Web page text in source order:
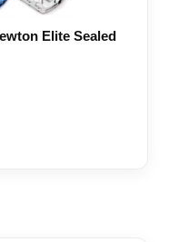
Elite Sealed